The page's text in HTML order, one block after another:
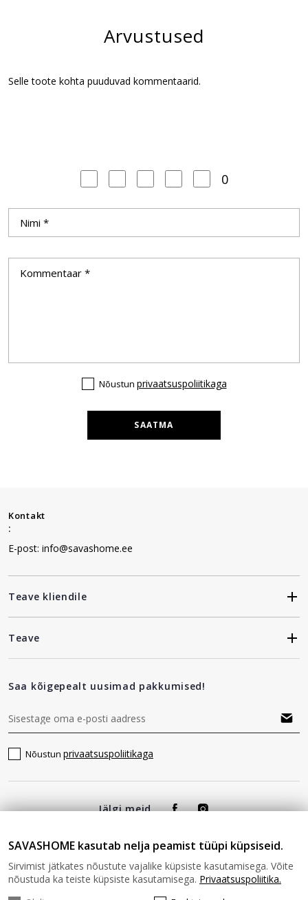
Arvustused
Selle toote kohta puuduvad kommentaarid.
0
Nõustun privaatsuspoliitikaga
SAATMA
Kontakt
:
E-post: info@savashome.ee
Teave kliendile
Teave
Saa kõigepealt uusimad pakkumised!
Nõustun privaatsuspoliitikaga
Jälgi meid
SAVASHOME kasutab nelja peamist tüüpi küpsiseid.
Sirvimist jätkates nõustute vajalike küpsiste kasutamisega. Võite
nõustuda ka teiste küpsiste kasutamisega. Privaatsuspoliitika.